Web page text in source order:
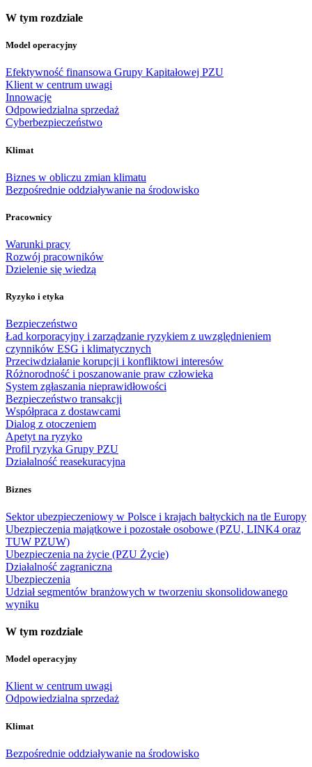
W tym rozdziale
Model operacyjny
Efektywność finansowa Grupy Kapitałowej PZU
Klient w centrum uwagi
Innowacje
Odpowiedzialna sprzedaż
Cyberbezpieczeństwo
Klimat
Biznes w obliczu zmian klimatu
Bezpośrednie oddziaływanie na środowisko
Pracownicy
Warunki pracy
Rozwój pracowników
Dzielenie się wiedzą
Ryzyko i etyka
Bezpieczeństwo
Ład korporacyjny i zarządzanie ryzykiem z uwzględnieniem
czynników ESG i klimatycznych
Przeciwdziałanie korupcji i konfliktowi interesów
Różnorodność i poszanowanie praw człowieka
System zgłaszania nieprawidłowości
Bezpieczeństwo transakcji
Współpraca z dostawcami
Dialog z otoczeniem
Apetyt na ryzyko
Profil ryzyka Grupy PZU
Działalność reasekuracyjna
Biznes
Sektor ubezpieczeniowy w Polsce i krajach bałtyckich na tle Europy
Ubezpieczenia majątkowe i pozostałe osobowe (PZU, LINK4 oraz
TUW PZUW)
Ubezpieczenia na życie (PZU Życie)
Działalność zagraniczna
Ubezpieczenia
Udział segmentów branżowych w tworzeniu skonsolidowanego
wyniku
W tym rozdziale
Model operacyjny
Klient w centrum uwagi
Odpowiedzialna sprzedaż
Klimat
Bezpośrednie oddziaływanie na środowisko